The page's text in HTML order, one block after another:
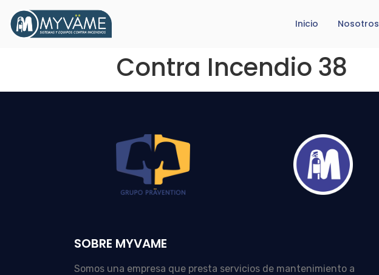
Inicio Nosotros
Contra Incendio 38
SOBRE MYVAME
Somos una empresa que presta servicios de mantenimiento a